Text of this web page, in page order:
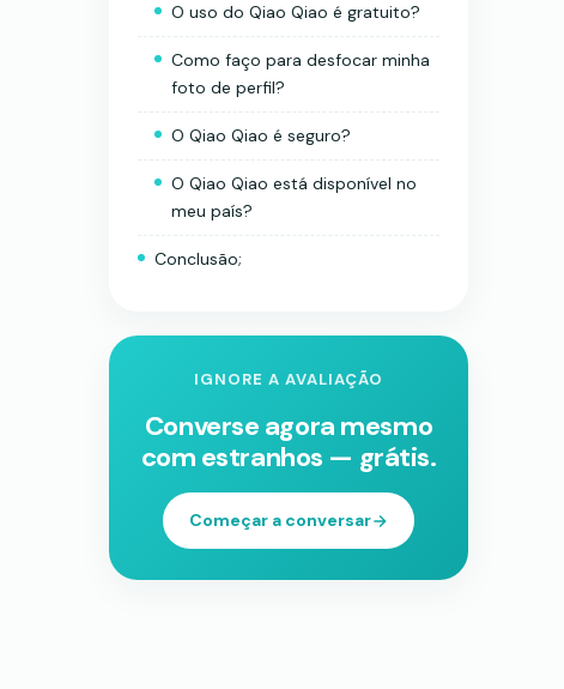
O uso do Qiao Qiao é gratuito?
Como faço para desfocar minha
foto de perfil?
O Qiao Qiao é seguro?
O Qiao Qiao está disponível no
meu país?
Conclusão;
IGNORE A AVALIAÇÃO
Converse agora mesmo
com estranhos — grátis.
Começar a conversar